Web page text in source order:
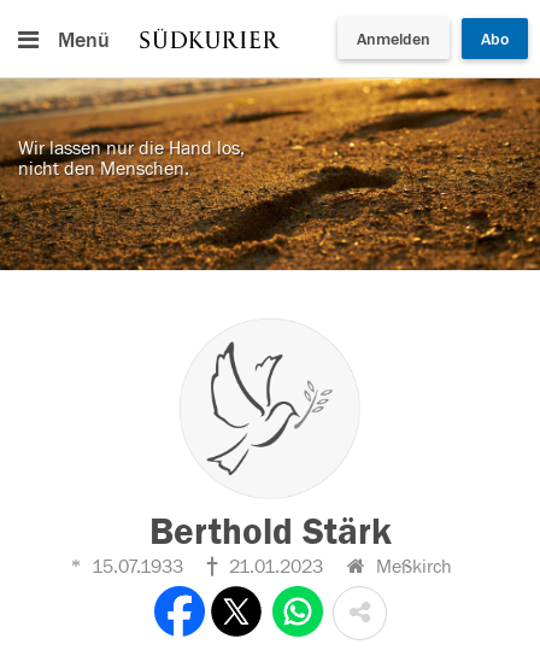
Menü Anmelden Abo
Wir lassen nur die Hand los,
nicht den Menschen.
Berthold Stärk
15.07.1933 21.01.2023 Meßkirch